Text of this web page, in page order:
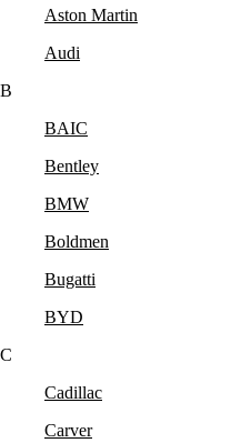
Aston Martin
Audi
B
BAIC
Bentley
BMW
Boldmen
Bugatti
BYD
C
Cadillac
Carver